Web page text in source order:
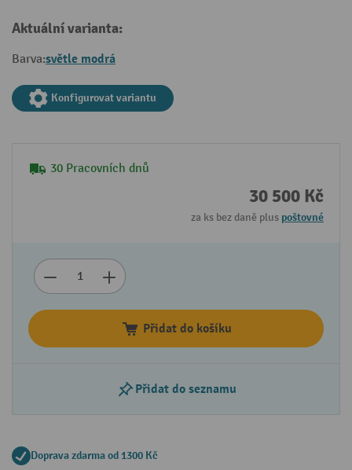
Aktuální varianta:
Barva:světle modrá
Konfigurovat variantu
30 Pracovních dnů
30 500 Kč
za ks bez daně plus poštovné
Přidat do košíku
Přidat do seznamu
Doprava zdarma od 1300 Kč